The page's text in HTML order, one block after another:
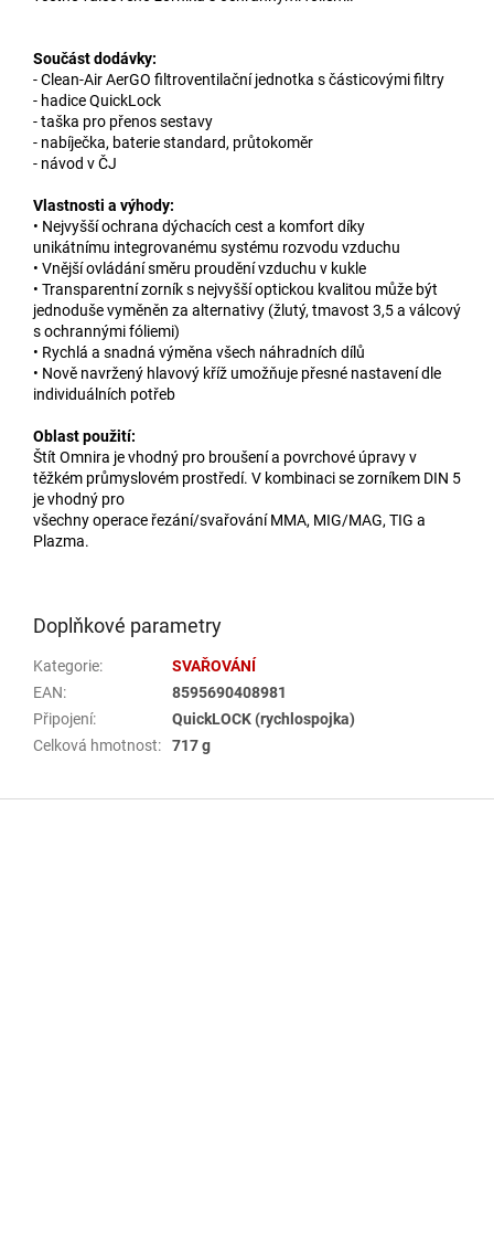
Součást dodávky:
- Clean-Air AerGO filtroventilační jednotka s částicovými filtry
- hadice QuickLock
- taška pro přenos sestavy
- nabíječka, baterie standard, průtokoměr
- návod v ČJ
Vlastnosti a výhody:
• Nejvyšší ochrana dýchacích cest a komfort díky
unikátnímu integrovanému systému rozvodu vzduchu
• Vnější ovládání směru proudění vzduchu v kukle
• Transparentní zorník s nejvyšší optickou kvalitou může být
jednoduševyměněn za alternativy (žlutý, tmavost 3,5 a válcový
s ochrannýmifóliemi)
• Rychlá a snadná výměna všech náhradních dílů
• Nově navržený hlavový kříž umožňuje přesné nastavení dle
individuálních potřeb
Oblast použití:
Štít Omnira je vhodný pro broušení a povrchové úpravy v
těžkém průmyslovém prostředí. V kombinaci se zorníkem DIN 5
je vhodný pro
všechny operace řezání/svařování MMA, MIG/MAG, TIG a
Plazma.
Doplňkové parametry
Kategorie:
SVAŘOVÁNÍ
EAN:
8595690408981
Připojení:
QuickLOCK (rychlospojka)
Celková hmotnost: 717 g